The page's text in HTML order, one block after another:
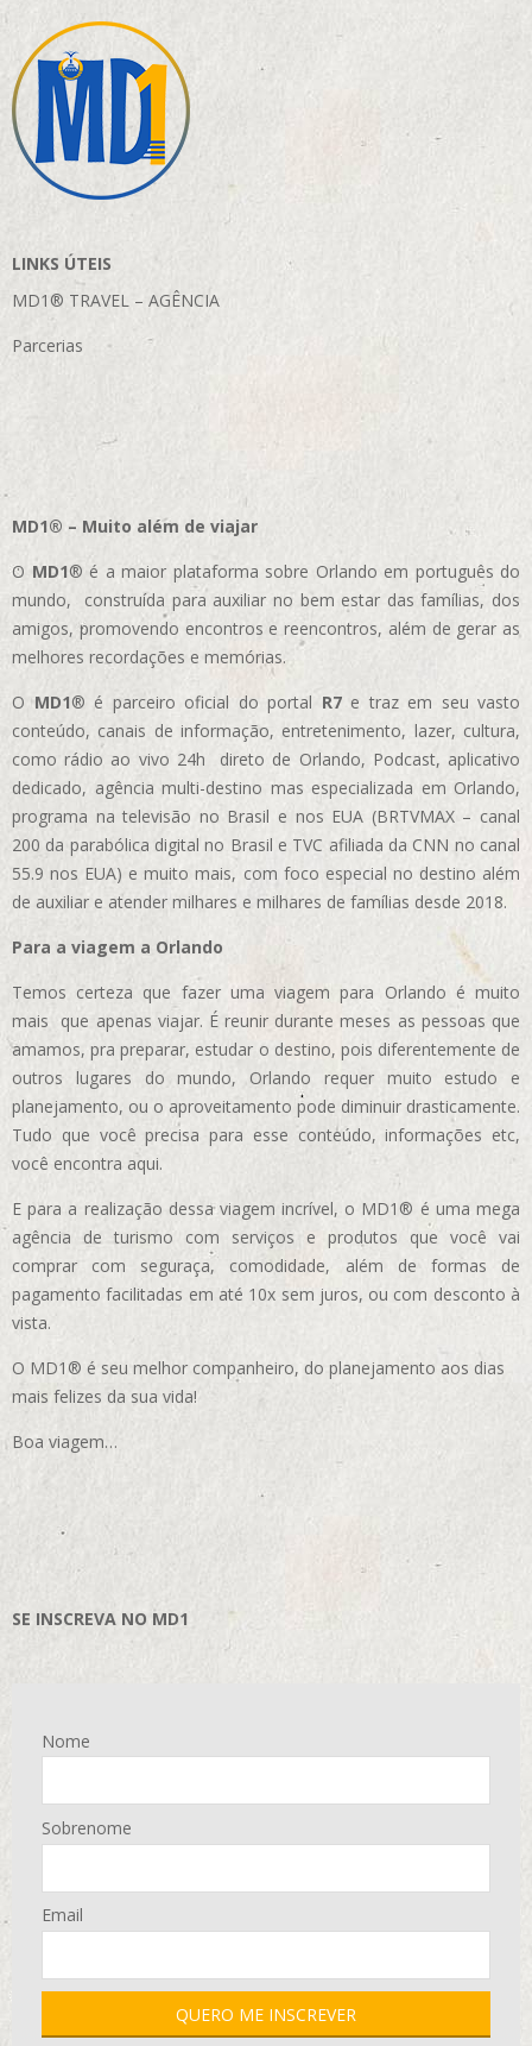
LINKS ÚTEIS
MD1® TRAVEL – AGÊNCIA
Parcerias
MD1® – Muito além de viajar
O MD1® é a maior plataforma sobre Orlando em português do
mundo, construída para auxiliar no bem estar das famílias, dos
amigos, promovendo encontros e reencontros, além de gerar as
melhores recordações e memórias.
OMD1® é parceiro oficial do portal R7e traz em seu vasto
conteúdo, canais de informação, entretenimento, lazer, cultura,
como rádio ao vivo 24h direto de Orlando, Podcast, aplicativo
dedicado, agência multi-destino mas especializada em Orlando,
programa na televisão no Brasil e nos EUA (BRTVMAX – canal
200 da parabólica digital no Brasil e TVC afiliada da CNN no canal
55.9 nos EUA) e muito mais, com foco especial no destino além
de auxiliar e atender milhares e milhares de famílias desde 2018.
Para a viagem a Orlando
Temos certeza que fazer uma viagem para Orlando é muito
mais que apenas viajar. É reunir durante meses as pessoas que
amamos, pra preparar, estudar o destino, pois diferentemente de
outros lugares do mundo, Orlando requer muito estudo e
planejamento, ou o aproveitamento pode diminuir drasticamente.
Tudo que você precisa para esse conteúdo, informações etc,
você encontra aqui.
E para a realização dessa viagem incrível, o MD1® é uma mega
agência de turismo com serviços e produtos que você vai
comprar com seguraça, comodidade, além de formas de
pagamento facilitadas em até 10x sem juros, ou com desconto à
vista.
O MD1® é seu melhor companheiro, do planejamento aos dias
mais felizes da sua vida!
Boa viagem…
SE INSCREVA NO MD1
Nome
Sobrenome
Email